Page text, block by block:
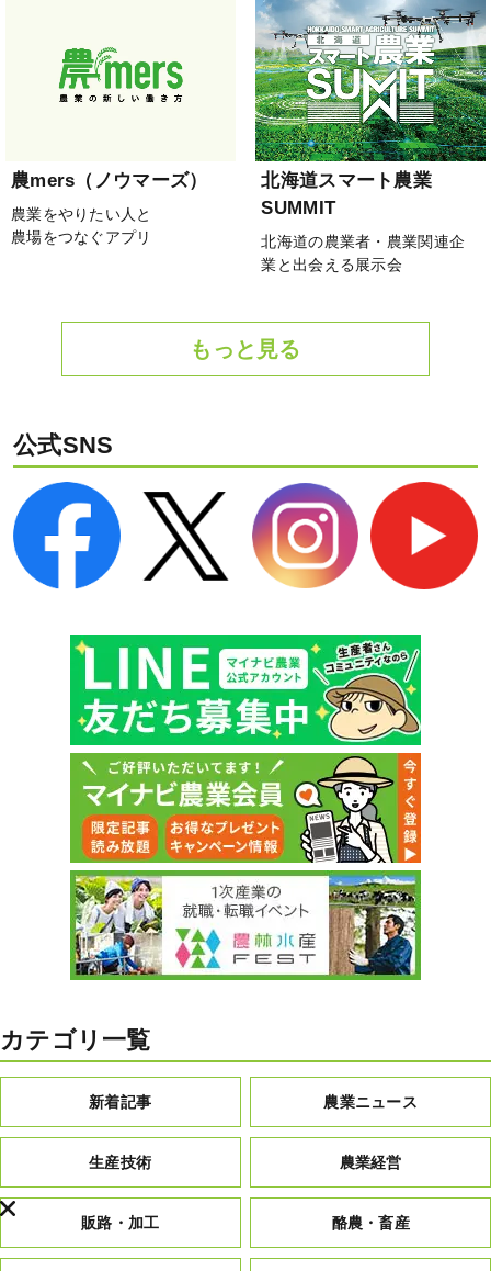
農mers（ノウマーズ）
農業をやりたい人と
農場をつなぐアプリ
北海道スマート農業
SUMMIT
北海道の農業者・農業関連企
業と出会える展示会
もっと見る
公式SNS
カテゴリ一覧
新着記事 農業ニュース
生産技術 農業経営
販路・加工 酪農・畜産